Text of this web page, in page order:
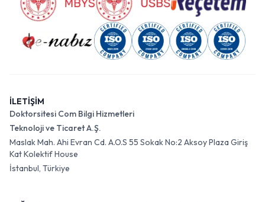
İLETİŞİM
Doktorsitesi Com Bilgi Hizmetleri
Teknoloji ve Ticaret A.Ş.
Maslak Mah. Ahi Evran Cd. A.O.S 55 Sokak No:2 Aksoy Plaza Giriş
Kat Kolektif House
İstanbul, Türkiye